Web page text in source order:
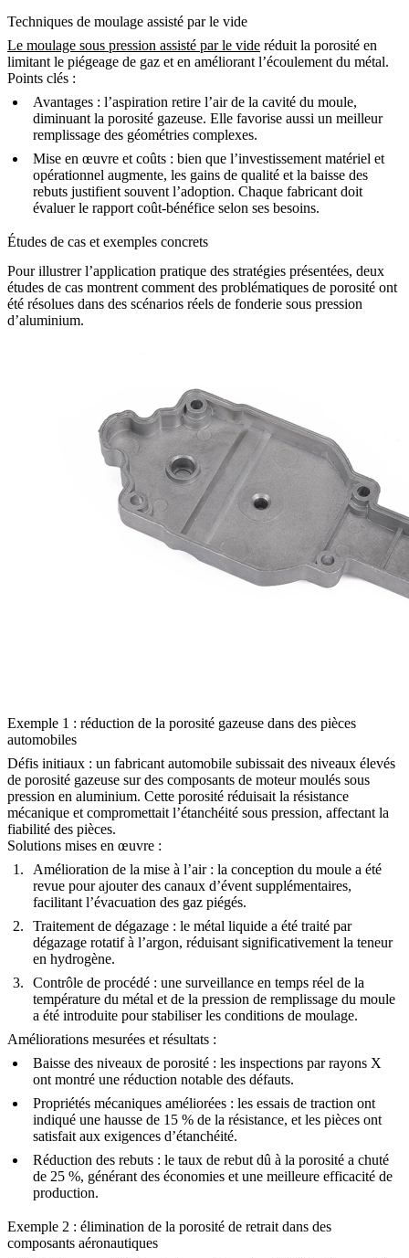
Techniques de moulage assisté par le vide
Le moulage sous pression assisté par le vide réduit la porosité en
limitant le piégeage de gaz et en améliorant l’écoulement du métal.
Points clés :
Avantages : l’aspiration retire l’air de la cavité du moule,
diminuant la porosité gazeuse. Elle favorise aussi un meilleur
remplissage des géométries complexes.
Mise en œuvre et coûts : bien que l’investissement matériel et
opérationnel augmente, les gains de qualité et la baisse des
rebuts justifient souvent l’adoption. Chaque fabricant doit
évaluer le rapport coût-bénéfice selon ses besoins.
Études de cas et exemples concrets
Pour illustrer l’application pratique des stratégies présentées, deux
études de cas montrent comment des problématiques de porosité ont
été résolues dans des scénarios réels de fonderie sous pression
d’aluminium.
Exemple 1 : réduction de la porosité gazeuse dans des pièces
automobiles
Défis initiaux : un fabricant automobile subissait des niveaux élevés
de porosité gazeuse sur des composants de moteur moulés sous
pression en aluminium. Cette porosité réduisait la résistance
mécanique et compromettait l’étanchéité sous pression, affectant la
fiabilité des pièces.
Solutions mises en œuvre :
Amélioration de la mise à l’air: la conception du moule a été
revue pour ajouter des canaux d’évent supplémentaires,
facilitant l’évacuation des gaz piégés.
Traitement de dégazage : le métal liquide a été traité par
dégazage rotatif à l’argon, réduisant significativement la teneur
en hydrogène.
Contrôle de procédé : une surveillance en temps réel de la
température du métal et de la pression de remplissage du moule
a été introduite pour stabiliser les conditions de moulage.
Améliorations mesurées et résultats :
Baisse des niveaux de porosité : les inspections par rayons X
ont montré une réduction notable des défauts.
Propriétés mécaniques améliorées : les essais de traction ont
indiqué une hausse de 15 % de la résistance, et les pièces ont
satisfait aux exigences d’étanchéité.
Réduction des rebuts : le taux de rebut dû à la porosité a chuté
de 25 %, générant des économies et une meilleure efficacité de
production.
Exemple 2 : élimination de la porosité de retrait dans des
composants aéronautiques